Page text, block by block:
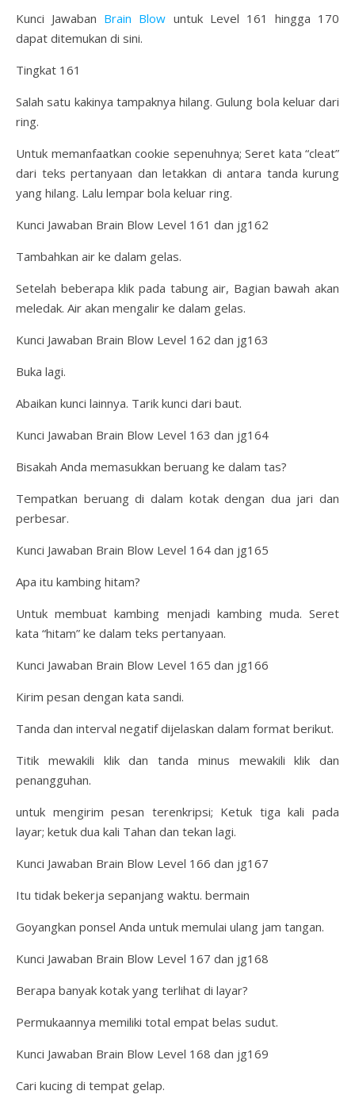
Kunci Jawaban Brain Blow untuk Level 161 hingga 170
dapat ditemukan di sini.
Tingkat 161
Salah satu kakinya tampaknya hilang. Gulung bola keluar dari
ring.
Untuk memanfaatkan cookie sepenuhnya; Seret kata “cleat”
dari teks pertanyaan dan letakkan di antara tanda kurung
yang hilang. Lalu lempar bola keluar ring.
Kunci Jawaban Brain Blow Level 161 dan jg162
Tambahkan air ke dalam gelas.
Setelah beberapa klik pada tabung air, Bagian bawah akan
meledak. Air akan mengalir ke dalam gelas.
Kunci Jawaban Brain Blow Level 162 dan jg163
Buka lagi.
Abaikan kunci lainnya. Tarik kunci dari baut.
Kunci Jawaban Brain Blow Level 163 dan jg164
Bisakah Anda memasukkan beruang ke dalam tas?
Tempatkan beruang di dalam kotak dengan dua jari dan
perbesar.
Kunci Jawaban Brain Blow Level 164 dan jg165
Apa itu kambing hitam?
Untuk membuat kambing menjadi kambing muda. Seret
kata “hitam” ke dalam teks pertanyaan.
Kunci Jawaban Brain Blow Level 165 dan jg166
Kirim pesan dengan kata sandi.
Tanda dan interval negatif dijelaskan dalam format berikut.
Titik mewakili klik dan tanda minus mewakili klik dan
penangguhan.
untuk mengirim pesan terenkripsi; Ketuk tiga kali pada
layar; ketuk dua kali Tahan dan tekan lagi.
Kunci Jawaban Brain Blow Level 166 dan jg167
Itu tidak bekerja sepanjang waktu. bermain
Goyangkan ponsel Anda untuk memulai ulang jam tangan.
Kunci Jawaban Brain Blow Level 167 dan jg168
Berapa banyak kotak yang terlihat di layar?
Permukaannya memiliki total empat belas sudut.
Kunci Jawaban Brain Blow Level 168 dan jg169
Cari kucing di tempat gelap.